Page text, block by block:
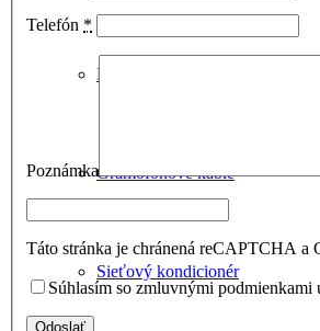
Napájacie káble
Gramofónové káble
Sieťový kondicionér
Telefón *
Poznámka
Táto stránka je chránená reCAPTCHA a
Súhlasím so zmluvnými podmienkami